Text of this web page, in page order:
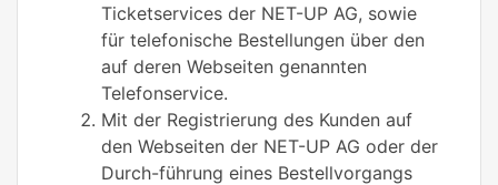
Ticketservices der NET-UP AG, sowie
für telefonische Bestellungen über den
auf deren Webseiten genannten
Telefonservice.
Mit der Registrierung des Kunden auf
den Webseiten der NET-UP AG oder der
Durch-führung eines Bestellvorgangs